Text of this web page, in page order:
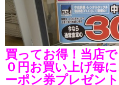
買ってお得！当店
０円お買い上げ毎
ーポン券プレゼント